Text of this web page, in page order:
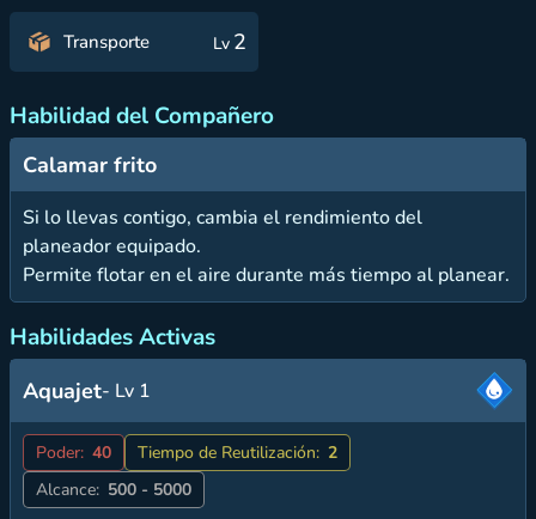
Transporte Lv 2
Habilidad del Compañero
Calamar frito
Si lo llevas contigo, cambia el rendimiento del
planeador equipado.
Permite flotar en el aire durante más tiempo al planear.
Habilidades Activas
Aquajet- Lv 1
Poder: 40 Tiempo de Reutilización: 2
Alcance: 500 - 5000